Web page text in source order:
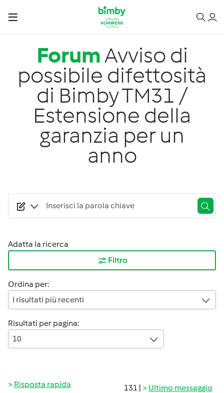
Salta al contenuto principale
ForumAvviso di
possibile difettosità
di Bimby TM31 /
Estensione della
garanzia per un
anno
Adatta la ricerca
Filtro
Ordina per:
I risultati più recenti
Risultati per pagina:
10
131 | Ultimo messaggio
Risposta rapida